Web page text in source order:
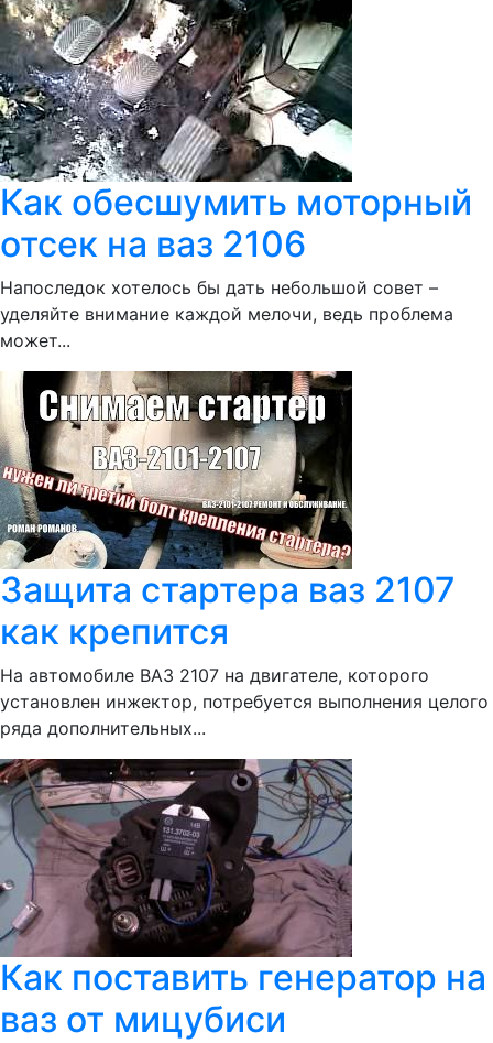
Как обесшумить моторный
отсек на ваз 2106
Напоследок хотелось бы дать небольшой совет –
уделяйте внимание каждой мелочи, ведь проблема
может...
Защита стартера ваз 2107
как крепится
На автомобиле ВАЗ 2107 на двигателе, которого
установлен инжектор, потребуется выполнения целого
ряда дополнительных...
Как поставить генератор на
ваз от мицубиси